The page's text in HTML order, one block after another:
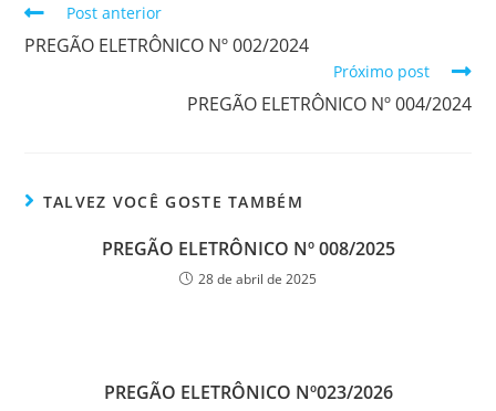
Post anterior
PREGÃO ELETRÔNICO Nº 002/2024
Próximo post
PREGÃO ELETRÔNICO Nº 004/2024
TALVEZ VOCÊ GOSTE TAMBÉM
PREGÃO ELETRÔNICO Nº 008/2025
28 de abril de 2025
PREGÃO ELETRÔNICO Nº023/2026